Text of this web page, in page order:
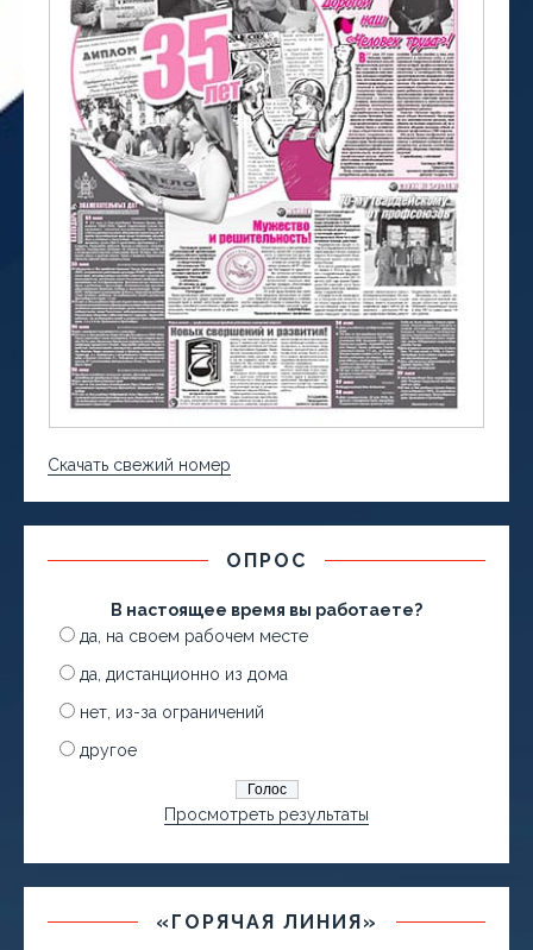
Скачать свежий номер
ОПРОС
В настоящее время вы работаете?
да, на своем рабочем месте
да, дистанционно из дома
нет, из-за ограничений
другое
Просмотреть результаты
«ГОРЯЧАЯ ЛИНИЯ»